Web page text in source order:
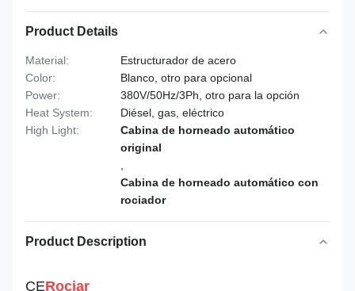
Product Details
Material:
Estructurador de acero
Color:
Blanco, otro para opcional
Power:
380V/50Hz/3Ph, otro para la opción
Heat System:
Diésel, gas, eléctrico
High Light:
Cabina de horneado automático
original
Cabina de horneado automático con
rociador
Product Description
CERociar